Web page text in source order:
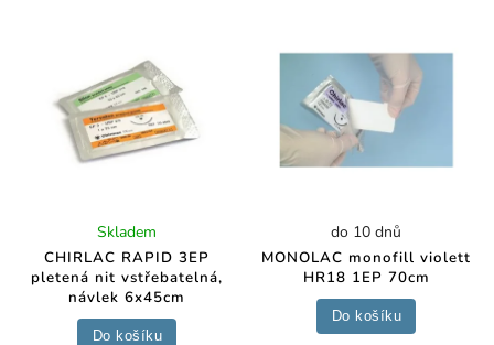
CHIRLAC RAPID 3EP
pletená nit vstřebatelná,
návlek 6x45cm
Skladem
Do košíku
MONOLAC monofill violett
HR18 1EP 70cm
do 10 dnů
Do košíku